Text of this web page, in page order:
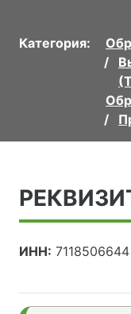
Категория:
ИНН: 7118506644